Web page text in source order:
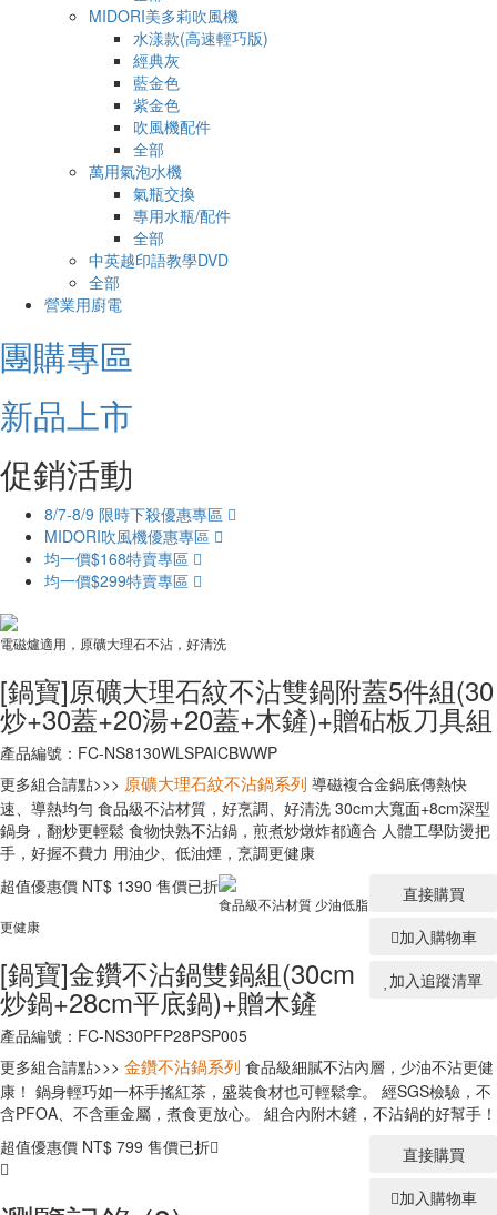
MIDORI美多莉吹風機
水漾款(高速輕巧版)
經典灰
藍金色
紫金色
吹風機配件
全部
萬用氣泡水機
氣瓶交換
專用水瓶/配件
全部
中英越印語教學DVD
全部
營業用廚電
團購專區
新品上市
促銷活動
8/7-8/9 限時下殺優惠專區
MIDORI吹風機優惠專區
均一價$168特賣專區
均一價$299特賣專區
電磁爐適用，原礦大理石不沾，好清洗
[鍋寶]原礦大理石紋不沾雙鍋附蓋5件組(30
炒+30蓋+20湯+20蓋+木鏟)+贈砧板刀具組
產品編號：FC-NS8130WLSPAICBWWP
更多組合請點>>> 原礦大理石紋不沾鍋系列 導磁複合金鍋底傳熱快
速、導熱均勻 食品級不沾材質，好烹調、好清洗 30cm大寬面+8cm深型
鍋身，翻炒更輕鬆 食物快熟不沾鍋，煎煮炒燉炸都適合 人體工學防燙把
手，好握不費力 用油少、低油煙，烹調更健康
超值優惠價 NT$ 1390 售價已折
直接購買
加入購物車
加入追蹤清單
食品級不沾材質 少油低脂
更健康
[鍋寶]金鑽不沾鍋雙鍋組(30cm
炒鍋+28cm平底鍋)+贈木鏟
產品編號：FC-NS30PFP28PSP005
更多組合請點>>> 金鑽不沾鍋系列 食品級細膩不沾內層，少油不沾更健
康！ 鍋身輕巧如一杯手搖紅茶，盛裝食材也可輕鬆拿。 經SGS檢驗，不
含PFOA、不含重金屬，煮食更放心。 組合內附木鏟，不沾鍋的好幫手！
超值優惠價 NT$ 799 售價已折
直接購買
加入購物車